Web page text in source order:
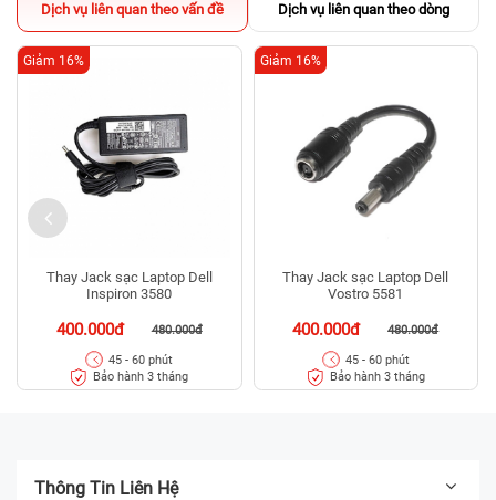
Dịch vụ liên quan theo vấn đề Dịch vụ liên quan theo dòng
Thay Jack sạc Laptop Dell
Inspiron 3580
400.000đ 480.000đ
Giảm 16%
45 - 60 phút
Bảo hành 3 tháng
Thay Jack sạc Laptop Dell
Vostro 5581
400.000đ 480.000đ
Giảm 16%
45 - 60 phút
Bảo hành 3 tháng
Thông Tin Liên Hệ